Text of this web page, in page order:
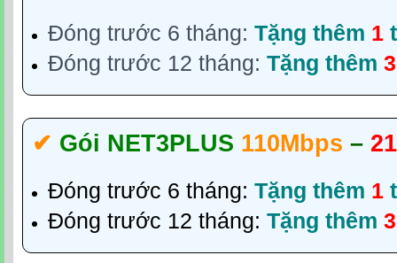
Đóng trước 6 tháng: Tặng thêm 1
Đóng trước 12 tháng: Tặng thêm 3
✔‎ Gói NET3PLUS 110Mbps –
Đóng trước 6 tháng: Tặng thêm 1
Đóng trước 12 tháng: Tặng thêm 3